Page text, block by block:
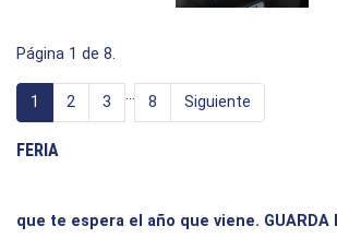
Página 1 de 8.
1 2 3 … 8 Siguiente
FERIA
que te espera el año que viene. GUARDA